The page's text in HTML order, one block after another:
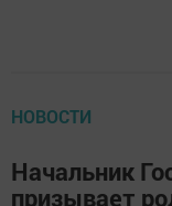
НОВОСТИ
Начальник
призывает